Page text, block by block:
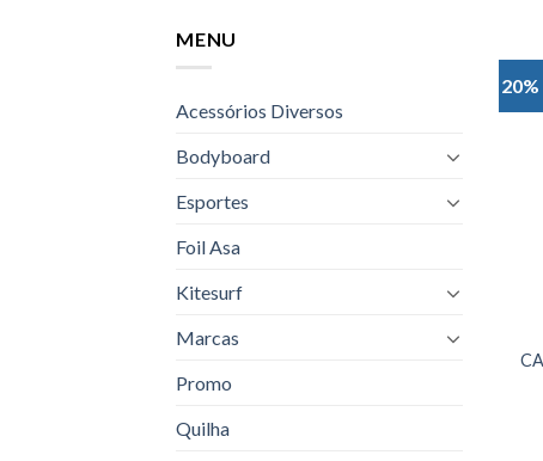
MENU
Acessórios Diversos
Bodyboard
Esportes
Foil Asa
Kitesurf
Marcas
Promo
Quilha